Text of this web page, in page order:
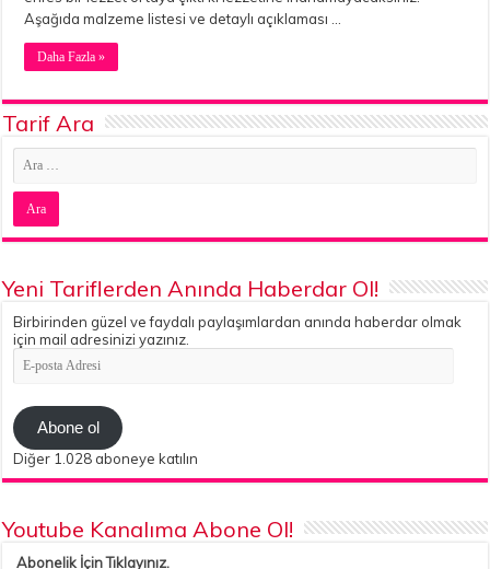
Aşağıda malzeme listesi ve detaylı açıklaması …
Daha Fazla »
Tarif Ara
Yeni Tariflerden Anında Haberdar Ol!
Birbirinden güzel ve faydalı paylaşımlardan anında haberdar olmak
için mail adresinizi yazınız.
E-
posta
Abone ol
Diğer 1.028 aboneye katılın
Youtube Kanalıma Abone Ol!
Abonelik İçin Tıklayınız.